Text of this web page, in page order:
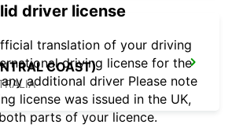
COAST)
driver license
translation of your driving
driving license for the
additional driver Please note
license was issued in the UK,
parts of your licence.